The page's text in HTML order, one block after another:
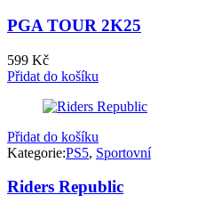
PGA TOUR 2K25
599 Kč
Přidat do košíku
Přidat do košíku
Kategorie:PS5, Sportovní
Riders Republic